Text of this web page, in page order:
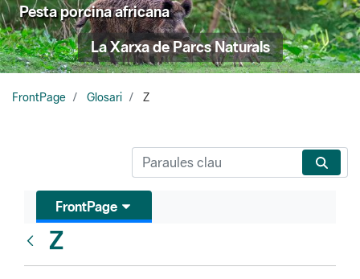
Pesta porcina africana
La Xarxa de Parcs Naturals
FrontPage Glosari Z
FrontPage
Z